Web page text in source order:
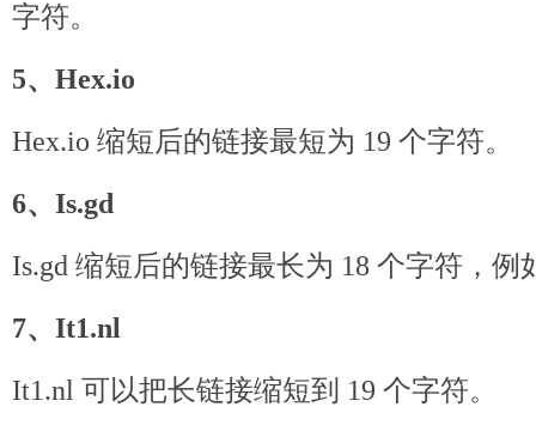
字符。
5、Hex.io
Hex.io 缩短后的链接最短为 19 个字符。
6、Is.gd
Is.gd 缩短后的链接最长为 18 个字符，例
7、It1.nl
It1.nl 可以把长链接缩短到 19 个字符。